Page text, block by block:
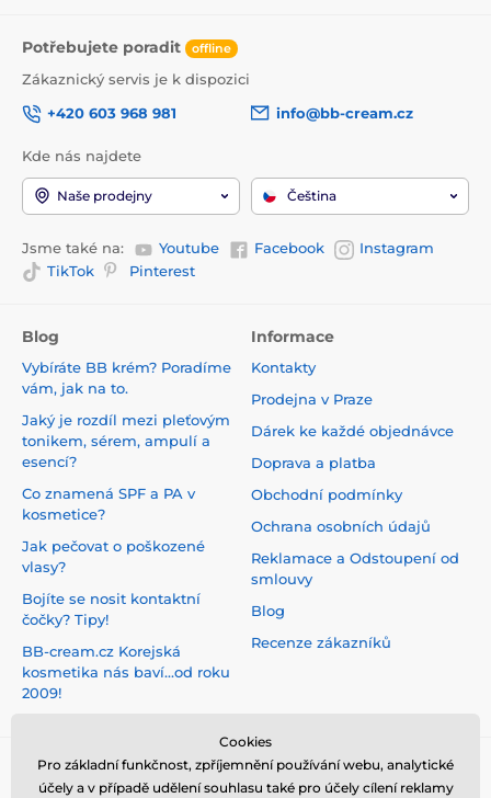
Potřebujete poradit offline
Zákaznický servis je k dispozici
+420 603 968 981
info@bb-cream.cz
Kde nás najdete
Naše prodejny Čeština
Jsme také na: Youtube Facebook
Instagram
TikTok
Pinterest
Blog
Vybíráte BB krém? Poradíme
vám, jak na to.
Jaký je rozdíl mezi pleťovým
tonikem, sérem, ampulí a
esencí?
Co znamená SPF a PA v
kosmetice?
Jak pečovat o poškozené
vlasy?
Bojíte se nosit kontaktní
čočky? Tipy!
BB-cream.cz Korejská
kosmetika nás baví...od roku
2009!
Informace
Kontakty
Prodejna v Praze
Dárek ke každé objednávce
Doprava a platba
Obchodní podmínky
Ochrana osobních údajů
Reklamace a Odstoupení od
smlouvy
Blog
Recenze zákazníků
Cookies
Pro základní funkčnost, zpříjemnění používání webu, analytické
účely a v případě udělení souhlasu také pro účely cílení reklamy